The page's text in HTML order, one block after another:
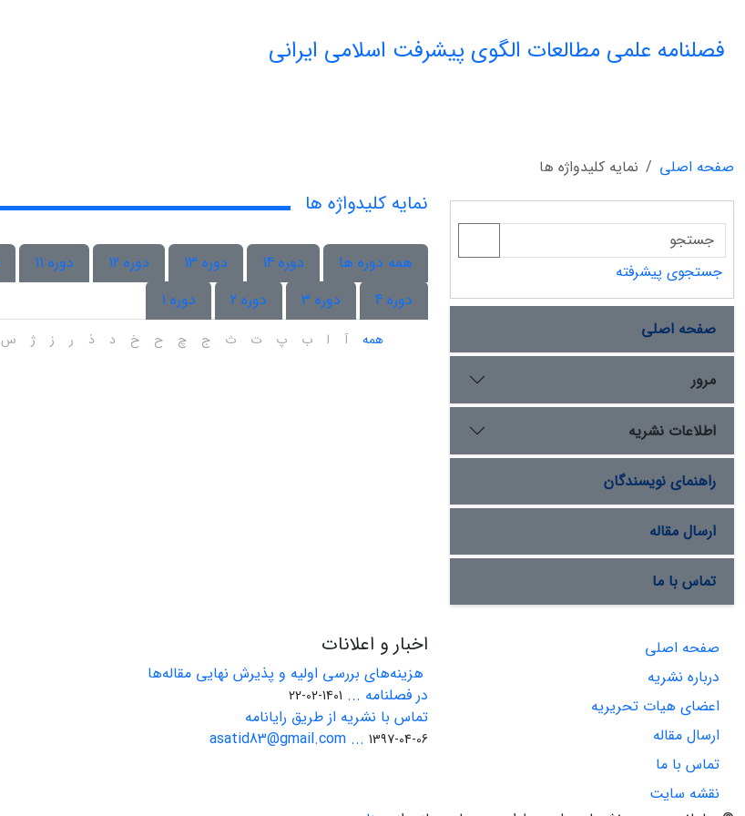
فصلنامه علمی مطالعات الگوی پیشرفت اسلامی ایرانی
صفحه اصلی نمایه کلیدواژه ها
جستجوی پیشرفته
صفحه اصلی
مرور
اطلاعات نشریه
راهنمای نویسندگان
ارسال مقاله
تماس با ما
نمایه کلیدواژه ها
همه دوره ها دوره 14 دوره 13 دوره 12 دوره 11
دوره 4
دوره 3 دوره 2 دوره 1
همه آ ا ب پ ت ث ج چ ح خ د ذ ر ز ژ س
صفحه اصلی
درباره نشریه
اعضای هیات تحریریه
ارسال مقاله
تماس با ما
نقشه سایت
اخبار و اعلانات
هزینه‌های بررسی اولیه و پذیرش نهایی مقاله‌ها
در فصلنامه ... 1401-02-22
تماس با نشریه از طریق رایانامه
asatid83@gmail.com ... 1397-04-06